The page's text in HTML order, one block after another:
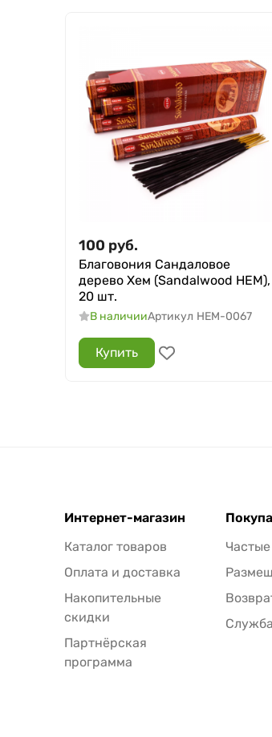
100 руб.
Благовония Сандаловое
дерево Хем (Sandalwood HEM),
20 шт.
В наличииАртикул HEM-0067
Купить
Интернет-магазин
Каталог товаров
Оплата и доставка
Накопительные
скидки
Партнёрская
программа